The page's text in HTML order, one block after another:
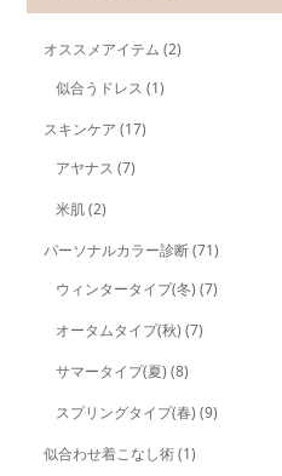
オススメアイテム (2)
似合うドレス (1)
スキンケア (17)
アヤナス (7)
米肌(2)
パーソナルカラー診断(71)
ウィンタータイプ(冬) (7)
オータムタイプ(秋) (7)
サマータイプ(夏) (8)
スプリングタイプ(春) (9)
似合わせ着こなし術(1)